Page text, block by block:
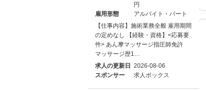
円
雇用形態
アルバイト・パート
【仕事内容】施術業務全般 雇用期間
の定めなし 【経験・資格】<応募要
件> あん摩マッサージ指圧師免許
マッサージ歴1…
求人の更新日 2026-08-06
スポンサー
求人ボックス